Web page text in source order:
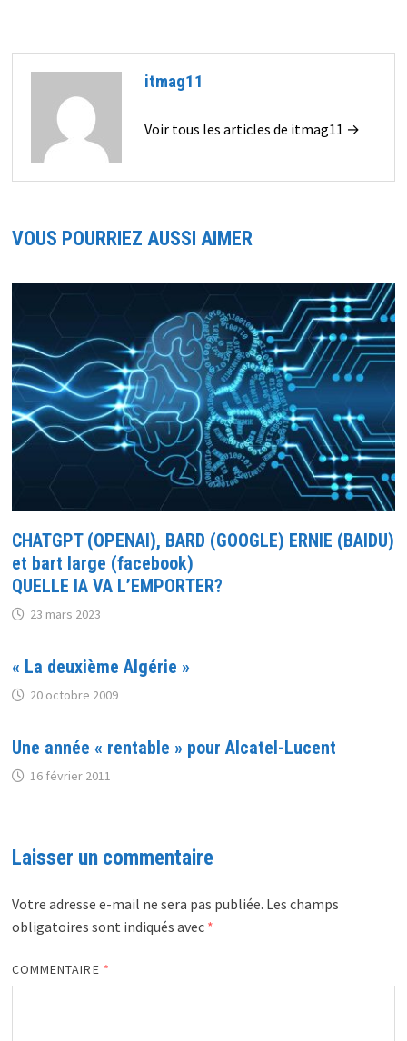
itmag11
Voir tous les articles de itmag11 →
VOUS POURRIEZ AUSSI AIMER
CHATGPT (OPENAI), BARD (GOOGLE) ERNIE (BAIDU)
et bart large (facebook)
QUELLE IA VA L’EMPORTER?
23 mars 2023
« La deuxième Algérie »
20 octobre 2009
Une année « rentable » pour Alcatel-Lucent
16 février 2011
Laisser un commentaire
Votre adresse e-mail ne sera pas publiée. Les champs
obligatoires sont indiqués avec *
COMMENTAIRE *